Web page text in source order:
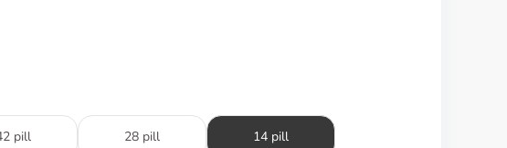
pill 28 pill 14 pill